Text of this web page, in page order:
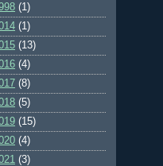
(1)
(1)
(13)
(4)
(8)
(5)
(15)
(4)
(3)